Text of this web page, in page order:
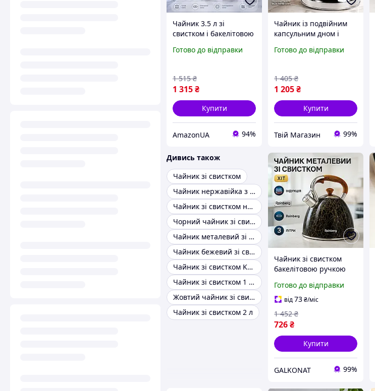
Чайник 3.5 л зі
свистком і бакелітовою
повсякденного
металеві чайники з
капсульним дном
HR704-5Silve
Готово до відправки
1 315₴
1 515 ₴
Купити
AmazonUA 94%
Чайник із подвійним
капсульним дном і
Енергоефективні
свистком-писк для всіх
типів плит
Готово до відправки
1 205₴
1 405 ₴
Купити
Твій Магазин 99%
Дивись також
Чайник зі свистком
Чайник нержавійка з свистком
Чайник зі свистком нержавіюча сталь
Чорний чайник зі свистком
Чайник металевий зі свистком
Чайник бежевий зі свистком
Чайник зі свистком Kamille
Чайник зі свистком 1 5л
Жовтий чайник зі свистком
Чайник зі свистком 2 л
Чайник зі свистком
бакелітовою ручкою
чайник для газової
плити на кухню 3 л EB-
75
Готово до відправки
від73₴/міс
726₴
1 452 ₴
Купити
GALKONAT 99%